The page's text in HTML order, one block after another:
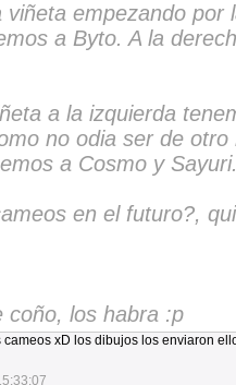
viñeta empezando por
a Byto. A la
a la izquierda
no odia ser de
a Cosmo y
en el futuro?,
coño, los habra :p
cameos xD los dibujos los enviaron